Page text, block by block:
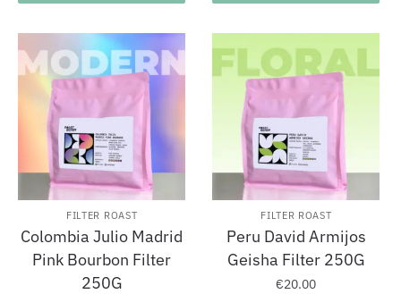
FILTER ROAST
Colombia Julio Madrid
Pink Bourbon Filter
250G
FILTER ROAST
Peru David Armijos
Geisha Filter 250G
€20.00